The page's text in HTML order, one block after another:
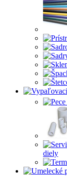
diely